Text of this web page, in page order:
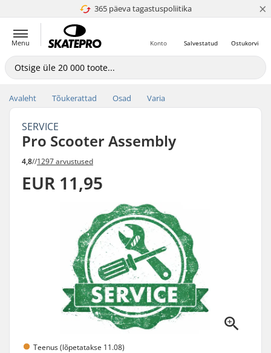
365 päeva tagastuspoliitika
4.8 paljaks 5 ×
Menu Ostukorvi
Salvestatud
Konto
Avaleht Tõukerattad Osad Varia
SERVICE
Pro Scooter Assembly
4,8//1297 arvustused
EUR 11,95
Teenus (lõpetatakse 11.08)